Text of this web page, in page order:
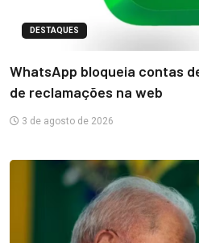
DESTAQUES
WhatsApp bloqueia contas
de reclamações na web
3 de agosto de 2026